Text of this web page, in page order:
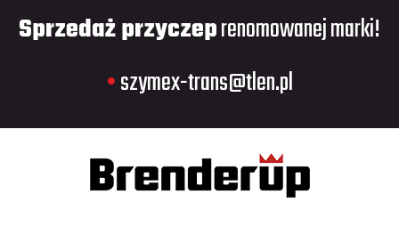
Sprzedaż przyczeprenomowanej marki!
•szymex-trans@tlen.pl